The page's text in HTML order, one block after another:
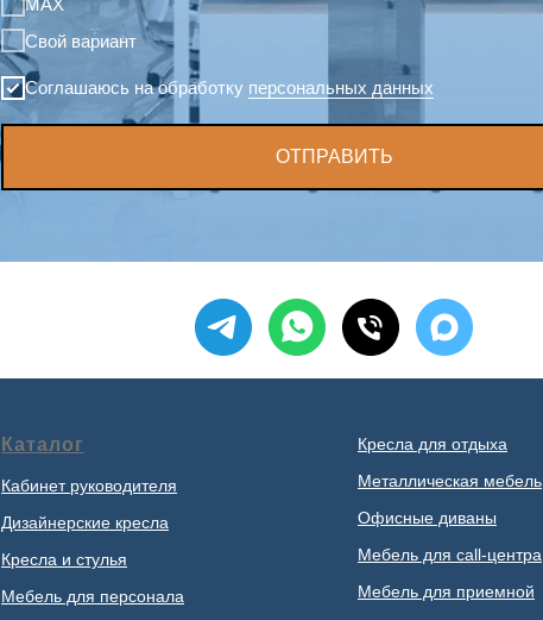
MAX
Свой вариант
Соглашаюсь на обработку персональных данных
ОТПРАВИТЬ
Каталог
Кабинет руководителя
Дизайнерские кресла
Кресла и стулья
Мебель для персонала
Кресла для отдыха
Металлическая мебель
Офисные диваны
Мебель для call-центра
Мебель для приемной